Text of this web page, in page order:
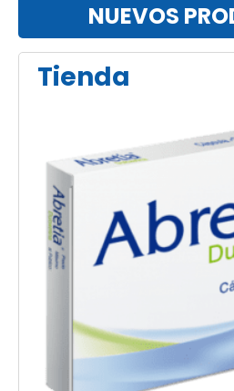
NUEVOS
Tienda